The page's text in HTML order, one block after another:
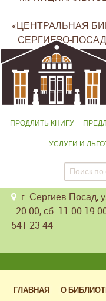
«ЦЕНТРАЛЬНАЯ
СЕРГИЕВО-
ПРОДЛИТЬ КНИГУ
УСЛУГИ И
г. Сергиев
- 20:00, сб.:11:00-
541-23-44
ГЛАВНАЯ О